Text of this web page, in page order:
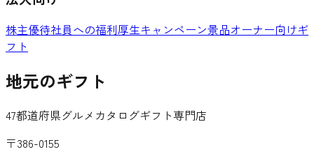
株主優待社員への福利厚生キャンペーン景品オーナー向けギ
フト
地元のギフト
47都道府県グルメカタログギフト専門店
〒386-0155